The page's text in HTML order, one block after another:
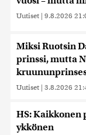
Uutiset | 9.8.2026
Miksi Ruotsin
prinssi, mutta
Uutiset | 3.8.2026
HS:
ykkönen